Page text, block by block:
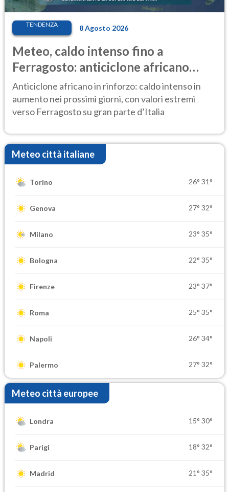
TENDENZA 8 Agosto 2026
Meteo, caldo intenso fino a
Ferragosto: anticiclone africano
ancora protagonista
Anticiclone africano in rinforzo: caldo intenso in
aumento nei prossimi giorni, con valori estremi
verso Ferragosto su gran parte d’Italia
Meteo città italiane
Torino 26° 31°
Genova 27° 32°
Milano 23° 35°
Bologna 22° 35°
Firenze 23° 37°
Roma 25° 35°
Napoli 26° 34°
Palermo 27° 32°
Meteo città europee
Londra 15° 30°
Parigi 18° 32°
Madrid 21° 35°